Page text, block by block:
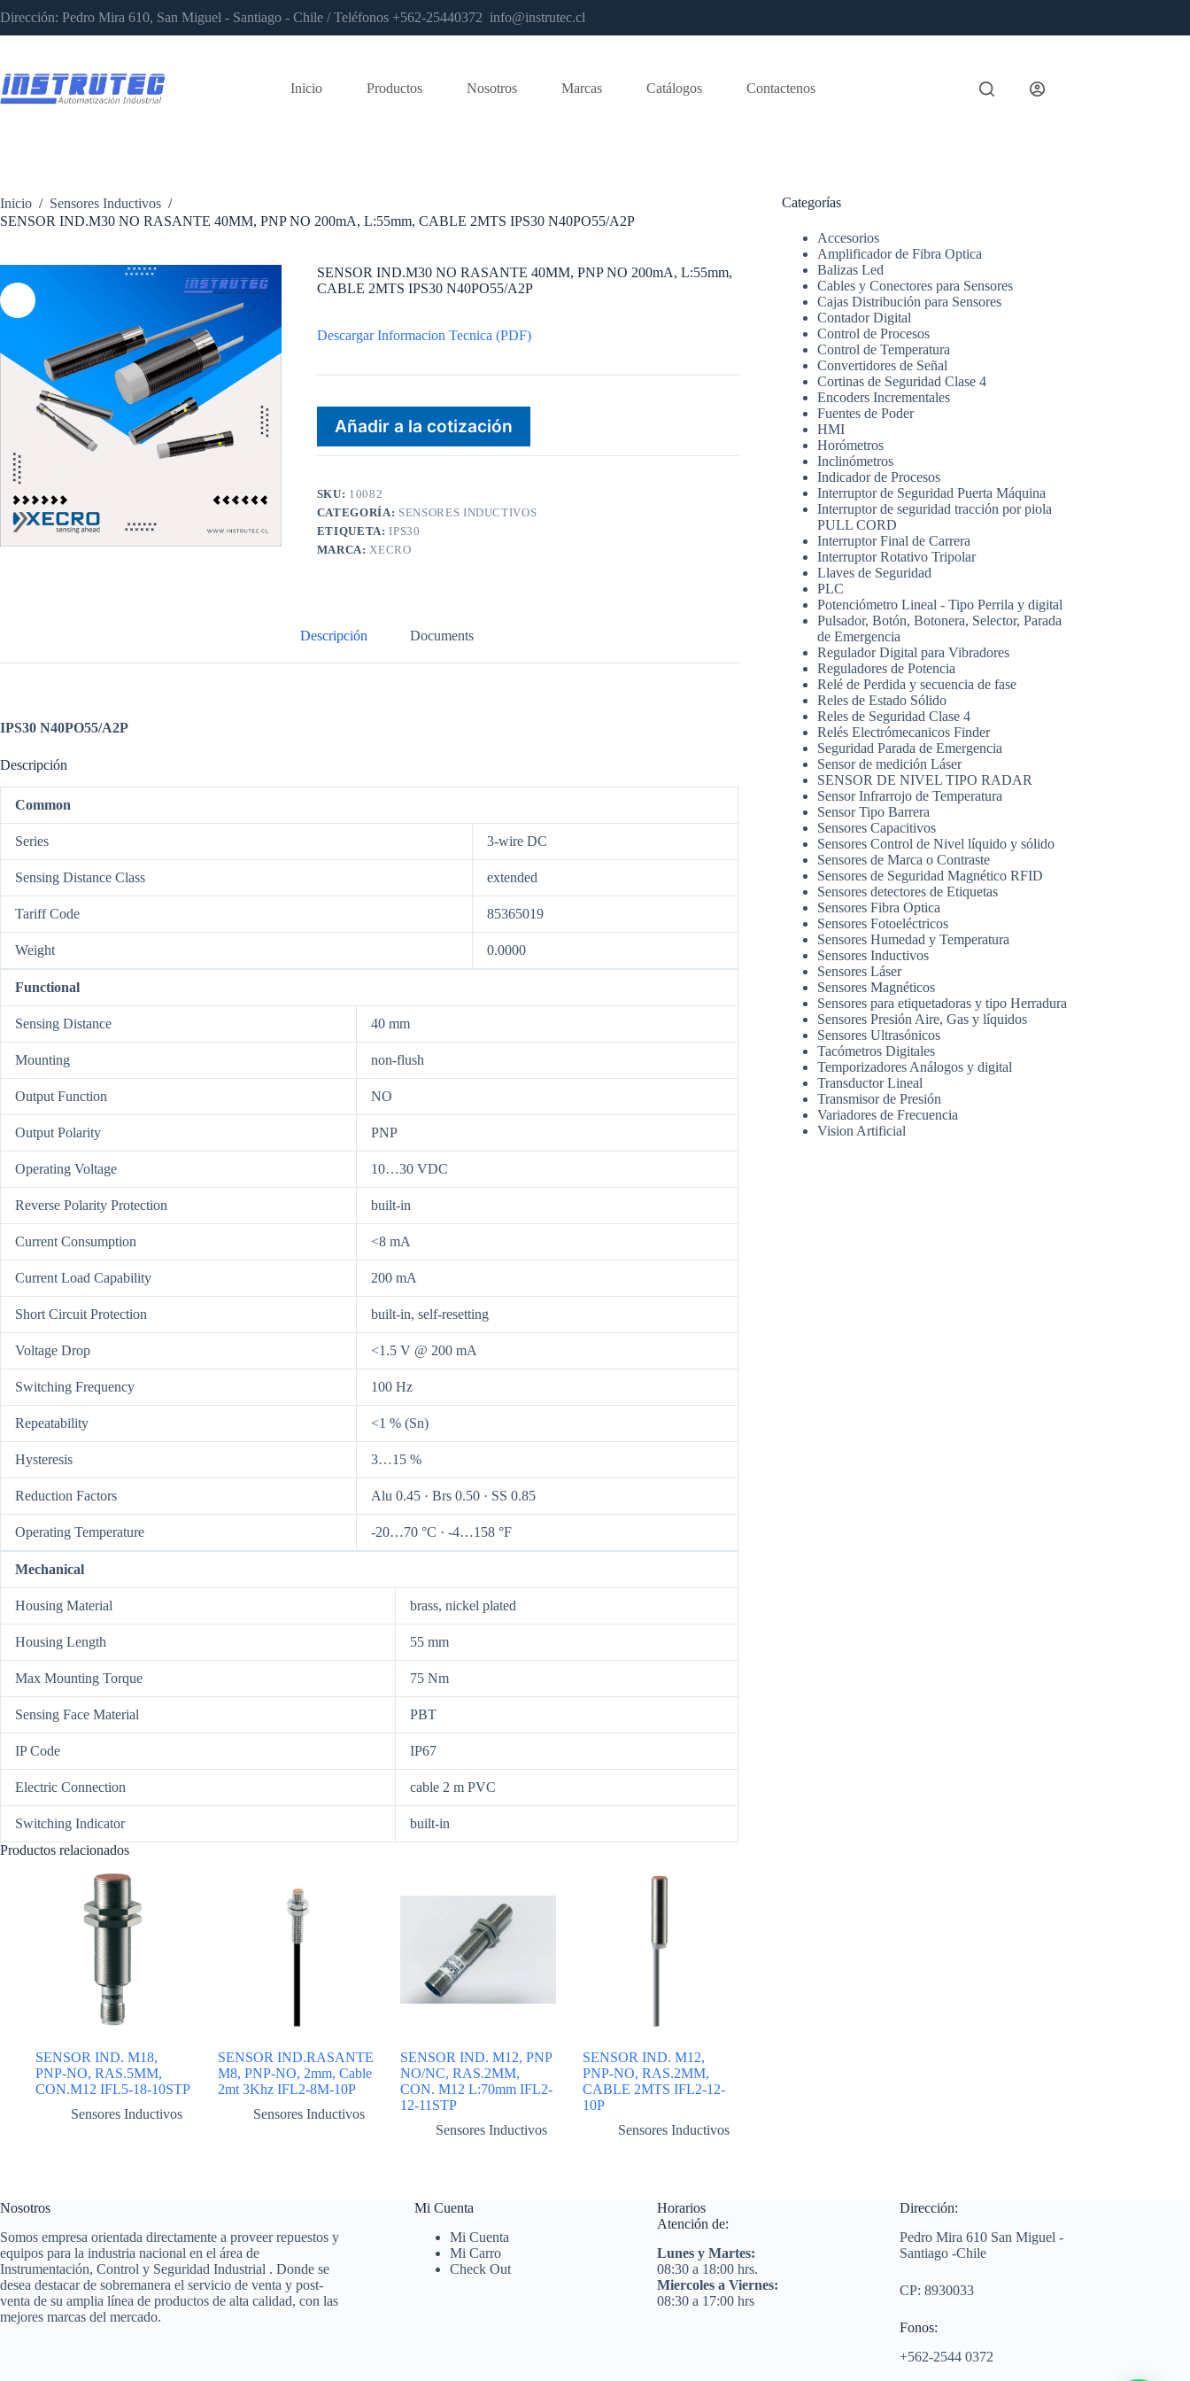
al
contenido
Dirección: Pedro Mira 610, San Miguel - Santiago - Chile / Teléfonos +562-25440372 info@instrutec.cl
Inicio Productos Nosotros Marcas Catálogos Contactenos
Inicio / Sensores Inductivos /
SENSOR IND.M30 NO RASANTE 40MM, PNP NO 200mA, L:55mm, CABLE 2MTS IPS30 N40PO55/A2P
SENSOR IND.M30 NO RASANTE 40MM, PNP NO 200mA, L:55mm,
CABLE 2MTS IPS30 N40PO55/A2P
Descargar Informacion Tecnica (PDF)
Añadir a la cotización
SKU: 10082
CATEGORÍA: SENSORES INDUCTIVOS
ETIQUETA:IPS30
MARCA: XECRO
Descripción Documents
IPS30 N40PO55/A2P
Descripción
Common
Series 3-wire DC
Sensing Distance Class extended
Tariff Code 85365019
Weight 0.0000
Functional
Sensing Distance 40 mm
Mounting non-flush
Output Function NO
Output Polarity PNP
Operating Voltage 10…30 VDC
Reverse Polarity Protection built-in
Current Consumption <8 mA
Current Load Capability 200 mA
Short Circuit Protection built-in, self-resetting
Voltage Drop <1.5 V @ 200 mA
Switching Frequency 100 Hz
Repeatability <1 % (Sn)
Hysteresis 3…15 %
Reduction Factors Alu 0.45 · Brs 0.50 · SS 0.85
Operating Temperature -20…70 °C · -4…158 °F
Mechanical
Housing Material brass, nickel plated
Housing Length 55 mm
Max Mounting Torque 75 Nm
Sensing Face Material PBT
IP Code IP67
Electric Connection cable 2 m PVC
Switching Indicator
built-in
Productos relacionados
SENSOR IND. M18,
PNP-NO, RAS.5MM,
CON.M12 IFL5-18-10STP
Sensores Inductivos
SENSOR IND.RASANTE
M8, PNP-NO, 2mm, Cable
2mt 3Khz IFL2-8M-10P
Sensores Inductivos
SENSOR IND. M12, PNP
NO/NC, RAS.2MM,
CON. M12 L:70mm IFL2-
12-11STP
Sensores Inductivos
SENSOR IND. M12,
PNP-NO, RAS.2MM,
CABLE 2MTS IFL2-12-
10P
Sensores Inductivos
Categorías
Accesorios
Amplificador de Fibra Optica
Balizas Led
Cables y Conectores para Sensores
Cajas Distribución para Sensores
Contador Digital
Control de Procesos
Control de Temperatura
Convertidores de Señal
Cortinas de Seguridad Clase 4
Encoders Incrementales
Fuentes de Poder
HMI
Horómetros
Inclinómetros
Indicador de Procesos
Interruptor de Seguridad Puerta Máquina
Interruptor de seguridad tracción por piola
PULL CORD
Interruptor Final de Carrera
Interruptor Rotativo Tripolar
Llaves de Seguridad
PLC
Potenciómetro Lineal - Tipo Perrila y digital
Pulsador, Botón, Botonera, Selector, Parada
de Emergencia
Regulador Digital para Vibradores
Reguladores de Potencia
Relé de Perdida y secuencia de fase
Reles de Estado Sólido
Reles de Seguridad Clase 4
Relés Electrómecanicos Finder
Seguridad Parada de Emergencia
Sensor de medición Láser
SENSOR DE NIVEL TIPO RADAR
Sensor Infrarrojo de Temperatura
Sensor Tipo Barrera
Sensores Capacitivos
Sensores Control de Nivel líquido y sólido
Sensores de Marca o Contraste
Sensores de Seguridad Magnético RFID
Sensores detectores de Etiquetas
Sensores Fibra Optica
Sensores Fotoeléctricos
Sensores Humedad y Temperatura
Sensores Inductivos
Sensores Láser
Sensores Magnéticos
Sensores para etiquetadoras y tipo Herradura
Sensores Presión Aire, Gas y líquidos
Sensores Ultrasónicos
Tacómetros Digitales
Temporizadores Análogos y digital
Transductor Lineal
Transmisor de Presión
Variadores de Frecuencia
Vision Artificial
Nosotros
Somos empresa orientada directamente a proveer repuestos y
equipos para la industria nacional en el área de
Instrumentación, Control y Seguridad Industrial . Donde se
desea destacar de sobremanera el servicio de venta y post-
venta de su amplia línea de productos de alta calidad, con las
mejores marcas del mercado.
Mi Cuenta
Mi Cuenta
Mi Carro
Check Out
Horarios
Atención de:
Lunes y Martes:
08:30 a 18:00 hrs.
Miercoles a Viernes:
08:30 a 17:00 hrs
Dirección:
Pedro Mira 610 San Miguel -
Santiago -Chile
CP: 8930033
Fonos:
+562-2544 0372